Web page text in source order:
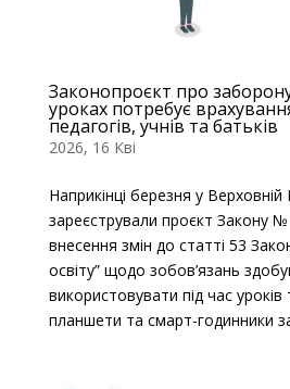
Законопроєкт про
уроках потребує
педагогів, учнів та батьків
2026, 16 Кві
Наприкінці березня у Верховній
зареєстрували проєкт Закону
внесення змін до статті 53
освіту” щодо зобов’язань
використовувати під час
планшети та смарт-годинники